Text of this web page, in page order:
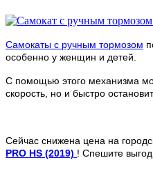
Самокаты с ручным тормозом
особенно у женщин и детей.
С помощью этого механизма
скорость, но и быстро
Сейчас снижена цена на
PRO HS (2019) ! Спешите